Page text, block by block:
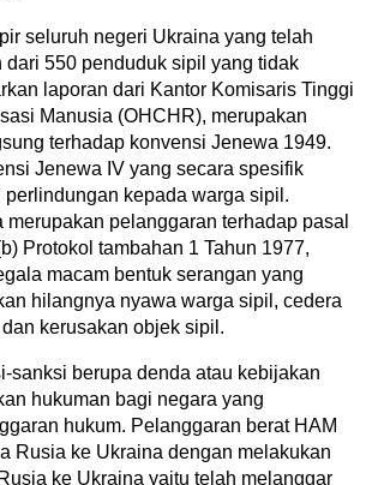
seluruh negeri Ukraina yang telah
dari 550 penduduk sipil yang tidak
laporan dari Kantor Komisaris Tinggi
Manusia (OHCHR), merupakan
terhadap konvensi Jenewa 1949.
Jenewa IV yang secara spesifik
perlindungan kepada warga sipil.
merupakan pelanggaran terhadap pasal
Protokol tambahan 1 Tahun 1977,
macam bentuk serangan yang
hilangnya nyawa warga sipil, cedera
kerusakan objek sipil.
sanksi berupa denda atau kebijakan
hukuman bagi negara yang
hukum. Pelanggaran berat HAM
Rusia ke Ukraina dengan melakukan
ke Ukraina yaitu telah melanggar